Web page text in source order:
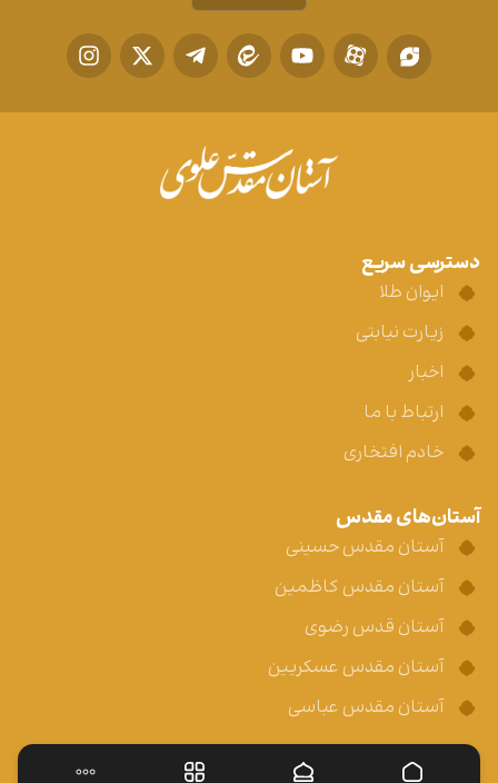
دسترسی سریع
ایوان طلا
زیارت نیابتی
اخبار
ارتباط با ما
خادم افتخاری
آستان‌های مقدس
آستان مقدس حسینی
آستان مقدس کاظمین
آستان قدس رضوی
آستان مقدس عسکریین
آستان مقدس عباسی